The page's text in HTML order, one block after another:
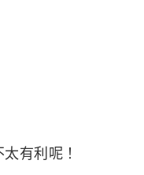
有利呢！